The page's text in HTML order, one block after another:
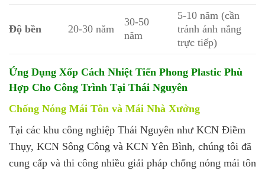
Độ bền 20-30 năm
30-50
năm
5-10 năm (cần
tránh ánh nắng
trực tiếp)
Ứng Dụng Xốp Cách Nhiệt Tiến Phong Plastic Phù
Hợp Cho Công Trình Tại Thái Nguyên
Chống Nóng Mái Tôn và Mái Nhà Xưởng
Tại các khu công nghiệp Thái Nguyên như KCN Điềm
Thụy, KCN Sông Công và KCN Yên Bình, chúng tôi đã
cung cấp và thi công nhiều giải pháp chống nóng mái tôn